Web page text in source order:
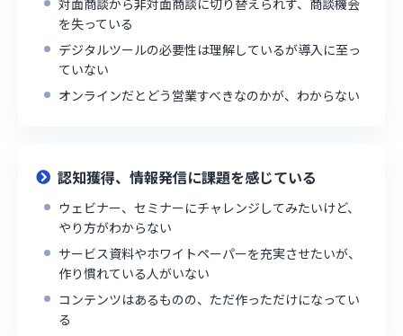
対面商談から非対面商談に切り替えられず、商談機会
を失っている
デジタルツールの必要性は理解しているが導入に至っ
ていない
オンラインだとどう営業すべきなのかが、わからない
認知獲得、情報発信に課題を感じている
ウェビナー、セミナーにチャレンジしてみたいけど、
やり方がわからない
サービス資料やホワイトペーパーを充実させたいが、
作り慣れている人がいない
コンテンツはあるものの、ただ作っただけになってい
る